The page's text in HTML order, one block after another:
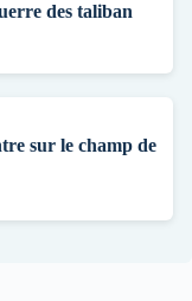
des taliban
sur le champ de